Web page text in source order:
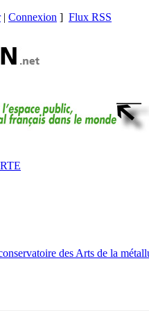
| Connexion ] Flux RSS
des Arts de la